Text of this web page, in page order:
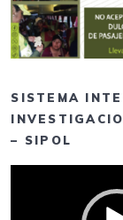
SISTEMA
– SIPOL